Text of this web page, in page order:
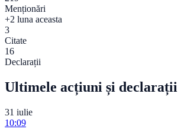
Menționări
+2 luna aceasta
3
Citate
16
Declarații
Ultimele acțiuni și declarații
31 iulie
10:09